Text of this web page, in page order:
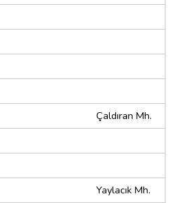
Çaldıran Mh.
Yaylacık Mh.